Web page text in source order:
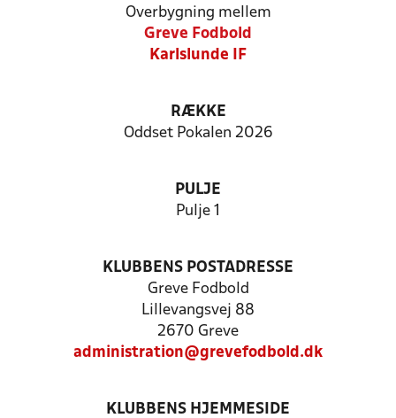
Overbygning mellem
Greve Fodbold
Karlslunde IF
RÆKKE
Oddset Pokalen 2026
PULJE
Pulje 1
KLUBBENS POSTADRESSE
Greve Fodbold
Lillevangsvej 88
2670 Greve
administration@grevefodbold.dk
KLUBBENS HJEMMESIDE